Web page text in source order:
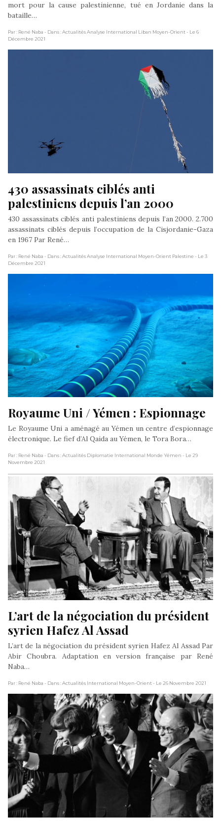
mort pour la cause palestinienne, tué en Jordanie dans la
bataille…
Par : René Naba - Dans : Actualités Analyse International Liban Moyen-Orient- Le 6
Décembre 2021
430 assassinats ciblés anti
palestiniens depuis l’an 2000
430 assassinats ciblés anti palestiniens depuis l’an 2000. 2.700
assassinats ciblés depuis l’occupation de la Cisjordanie-Gaza
en 1967 Par René…
Par : René Naba - Dans : Actualités Analyse International Moyen-Orient Palestine - Le 3
Décembre 2021
Royaume Uni / Yémen : Espionnage
Le Royaume Uni a aménagé au Yémen un centre d’espionnage
électronique. Le fief d’Al Qaida au Yémen, le Tora Bora…
Par : René Naba - Dans : Actualités Diplomatie International Monde Yémen - Le 29
Novembre 2021
L’art de la négociation du président
syrien Hafez Al Assad
L’art de la négociation du président syrien Hafez Al Assad Par
Abir Choubra. Adaptation en version française par René
Naba…
Par : René Naba - Dans : Actualités International Moyen-Orient- Le 26 Novembre 2021